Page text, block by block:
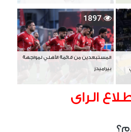
1897
المستبعدين من قائمة الأهلي لمواجهة
بيراميدز
الراى